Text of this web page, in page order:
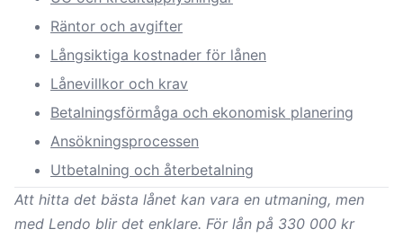
Räntor och avgifter
Långsiktiga kostnader för lånen
Lånevillkor och krav
Betalningsförmåga och ekonomisk planering
Ansökningsprocessen
Utbetalning och återbetalning
Att hitta det bästa lånet kan vara en utmaning, men
med Lendo blir det enklare. För lån på 330 000 kr